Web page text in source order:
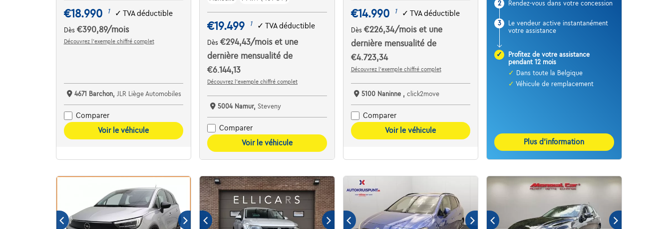
€18.990 1 ✓ TVA déductible
Dès €390,89/mois
Découvrez l’exemple chiffré complet
4671 Barchon, JLR Liège Automobiles
Comparer
Voir le véhicule
€19.499 1 ✓TVA déductible
Dès€294,43/moiset une
dernière mensualité de
€6.144,13
Découvrez l’exemple chiffré complet
5004 Namur,Steveny
Comparer
Voir le véhicule
€14.990 1 ✓ TVA déductible
Dès €226,34/mois et une
dernière mensualité de
€4.723,34
Découvrez l’exemple chiffré complet
5100 Naninne , click2move
Comparer
Voir le véhicule
2 Rendez-vous dans votre concession
3
Le vendeur active instantanément
votre assistance
✓
Profitez de votre assistance
pendant 12 mois
✓ Dans toute la Belgique
✓ Véhicule de remplacement
Plus d’information